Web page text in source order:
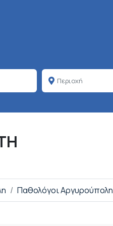
Παθολόγοι Αργυρούπολη